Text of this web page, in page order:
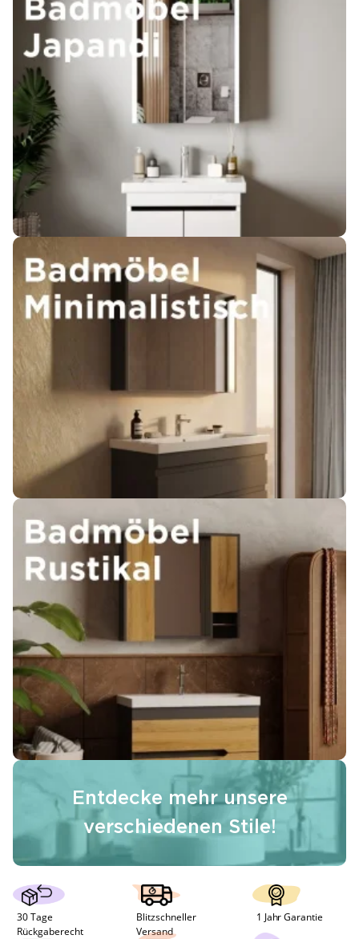
Entdecke mehr unsere
verschiedenen Stile!
30 Tage
Rückgaberecht
Blitzschneller
Versand
1 Jahr Garantie